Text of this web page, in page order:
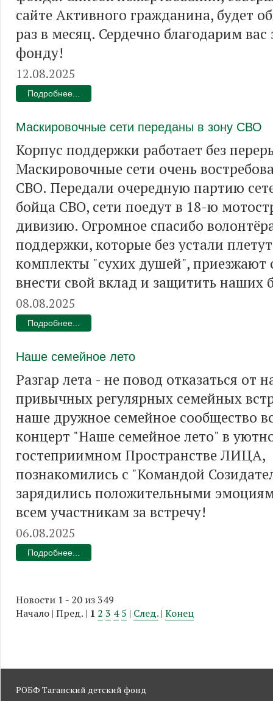
сайте Активного гражданина, будет
раз в месяц. Сердечно благодарим
фонду!
12.08.2025
Подробнее...
Маскировочные сети переданы в зону СВО
Корпус поддержки работает без
Маскировочные сети очень
СВО. Передали очередную партию
бойца СВО, сети поедут в 18-ю
дивизию. Огромное спасибо
поддержки, которые без устали
комплекты "сухих душей", приезжают
внести свой вклад и защитить наших
08.08.2025
Подробнее...
Наше семейное лето
Разгар лета - не повод отказаться от
привычных регулярных семейных
наше дружное семейное сообщество
концерт "Наше семейное лето" в
гостеприимном Пространстве ЛИЦА,
познакомились с "Командой
зарядились положительными
всем участникам за встречу!
06.08.2025
Подробнее...
Новости 1 - 20 из 349
Начало | Пред. | 1 2 3 4 5 | След. | Конец
РОБФ Таганский детский фонд